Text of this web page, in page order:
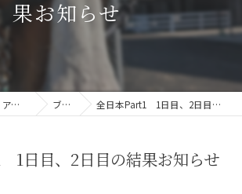
果お知らせ
アクセス ブログ 全日本Part1 1日目、2日目の結果お知らせ
1日目、2日目の結果お知らせ